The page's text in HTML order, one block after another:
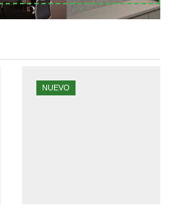
NUEVO